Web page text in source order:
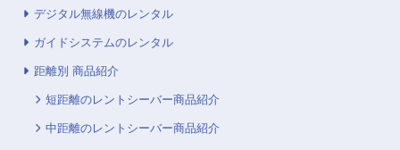
デジタル無線機のレンタル
ガイドシステムのレンタル
距離別 商品紹介
短距離のレントシーバー商品紹介
中距離のレントシーバー商品紹介